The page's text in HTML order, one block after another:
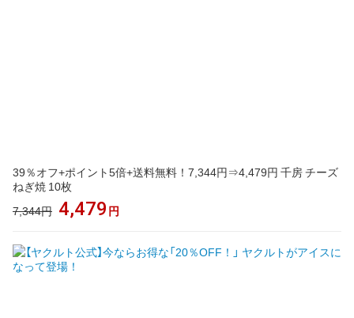
39％オフ+ポイント5倍+送料無料！7,344円⇒4,479円 千房 チーズ
ねぎ焼 10枚
7,344円 4,479 円